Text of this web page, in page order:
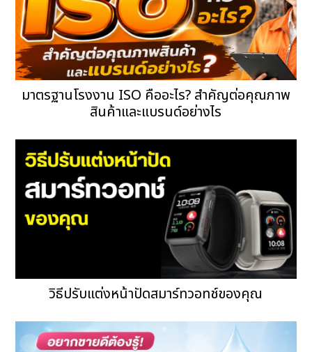
มาตรฐานโรงงาน ISO คืออะไร? สำคัญต่อคุณภาพ
สินค้าและแบรนด์อย่างไร
วิธีปรับแต่งหน้าปัดสมาร์ทวอทช์ของคุณ